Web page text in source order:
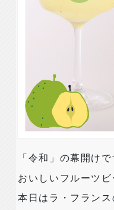
「令和」の幕開けで
おいしいフルーツ
本日はラ・フラン